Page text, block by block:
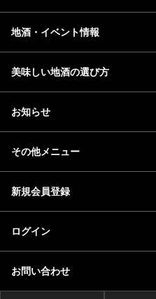
地酒・イベント情報
美味しい地酒の選び方
お知らせ
その他メニュー
新規会員登録
ログイン
お問い合わせ